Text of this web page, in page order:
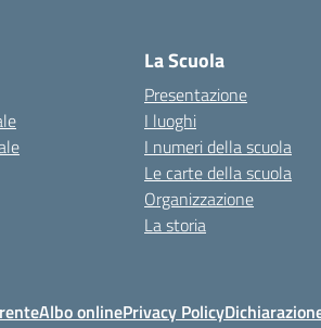
La Scuola
Presentazione
I luoghi
I numeri della scuola
Le carte della scuola
Organizzazione
La storia
Albo onlinePrivacy Policy